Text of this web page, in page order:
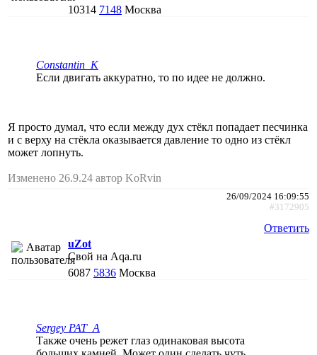
10314 7148 Москва
Constantin_K
Если двигать аккуратно, то по идее не должно.
Я просто думал, что если между дух стёкл попадает песчинка
и с верху на стёкла оказывается давление то одно из стёкл
может лопнуть.
Изменено 26.9.24 автор KoRvin
26/09/2024 16:09:55
#3172905
Ответить
uZot
Свой на Aqa.ru
6087 5836 Москва
Sergey PAT_A
Также очень режет глаз одинаковая высота